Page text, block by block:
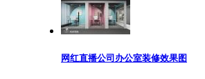
网红直播公司办公室装修效果图